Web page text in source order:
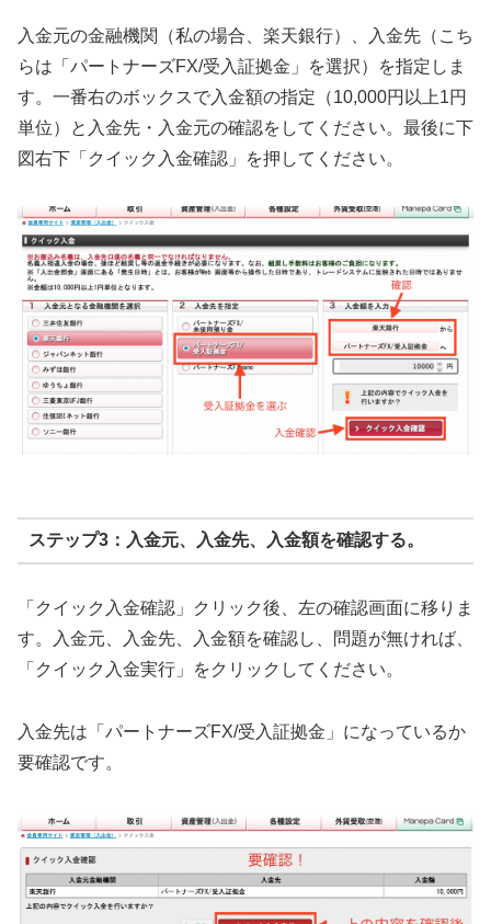
入金元の金融機関（私の場合、楽天銀行）、入金先（こち
らは「パートナーズFX/受入証拠金」を選択）を指定しま
す。一番右のボックスで入金額の指定（10,000円以上1円
単位）と入金先・入金元の確認をしてください。最後に下
図右下「クイック入金確認」を押してください。
ステップ3：入金元、入金先、入金額を確認する。
「クイック入金確認」クリック後、左の確認画面に移りま
す。入金元、入金先、入金額を確認し、問題が無ければ、
「クイック入金実行」をクリックしてください。
入金先は「パートナーズFX/受入証拠金」になっているか
要確認です。